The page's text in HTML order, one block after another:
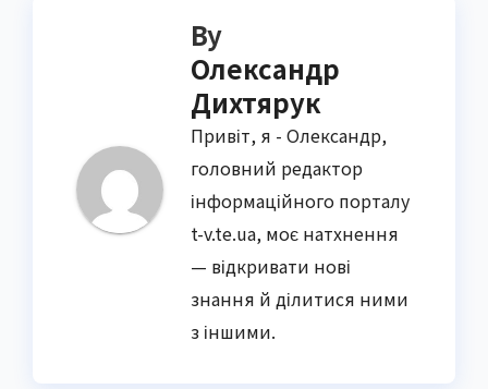
By
Олександр
Дихтярук
Привіт, я - Олександр,
головний редактор
інформаційного порталу
t-v.te.ua, моє натхнення
— відкривати нові
знання й ділитися ними
з іншими.